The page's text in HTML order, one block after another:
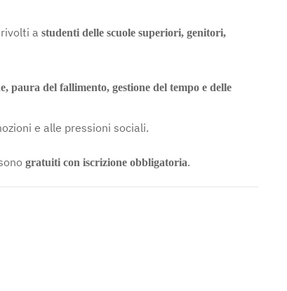
a studenti delle scuole superiori, genitori,
paura del fallimento, gestione del tempo e delle
e alle pressioni sociali.
gratuiti con iscrizione obbligatoria.